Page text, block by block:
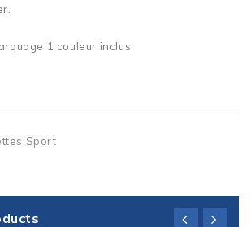
1 couleur inclus
Sport